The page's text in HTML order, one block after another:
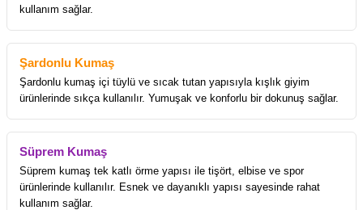
kullanım sağlar.
Şardonlu Kumaş
Şardonlu kumaş içi tüylü ve sıcak tutan yapısıyla kışlık giyim
ürünlerinde sıkça kullanılır. Yumuşak ve konforlu bir dokunuş sağlar.
Süprem Kumaş
Süprem kumaş tek katlı örme yapısı ile tişört, elbise ve spor
ürünlerinde kullanılır. Esnek ve dayanıklı yapısı sayesinde rahat
kullanım sağlar.